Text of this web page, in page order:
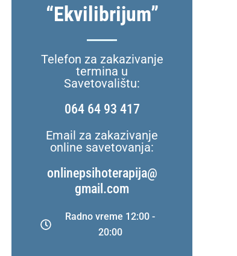
“Ekvilibrijum”
Telefon za zakazivanje
termina u
Savetovalištu:
064 64 93 417
Email za zakazivanje
online savetovanja:
onlinepsihoterapija@
gmail.com
Radno vreme 12:00 -
20:00